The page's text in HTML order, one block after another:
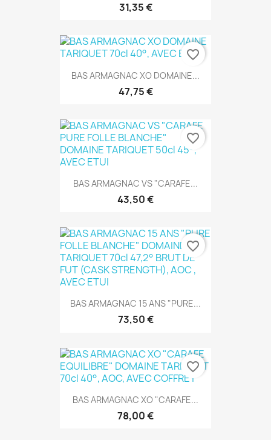
31,35 €
BAS ARMAGNAC XO DOMAINE...
47,75 €
favorite_border
BAS ARMAGNAC VS "CARAFE...
43,50 €
favorite_border
BAS ARMAGNAC 15 ANS "PURE...
73,50 €
favorite_border
BAS ARMAGNAC XO "CARAFE...
78,00 €
favorite_border